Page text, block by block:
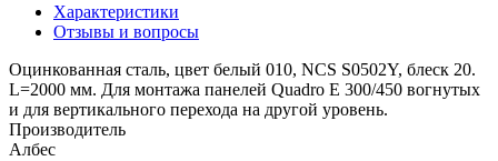
Характеристики
Отзывы и вопросы
Оцинкованная сталь, цвет белый 010, NCS S0502Y, блеск 20.
L=2000 мм. Для монтажа панелей Quadro Е 300/450 вогнутых
и для вертикального перехода на другой уровень.
Производитель
Албес